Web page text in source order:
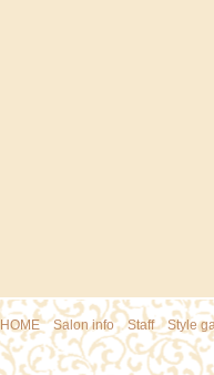
HOME｜Salon info｜Staff｜Style